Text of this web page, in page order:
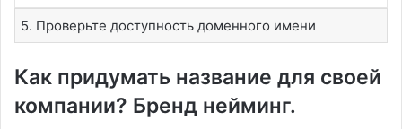
5. Проверьте доступность доменного имени
Как придумать название для своей
компании? Бренд нейминг.